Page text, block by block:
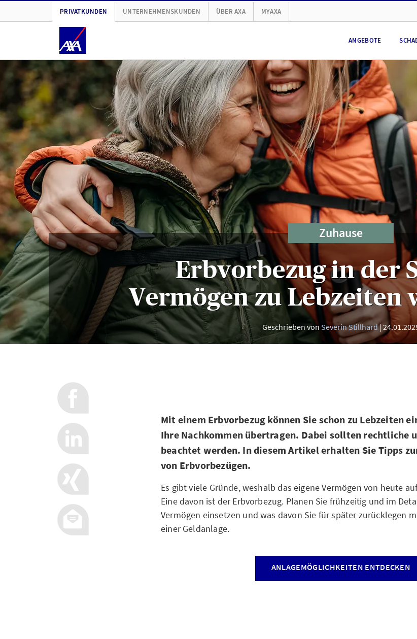
PRIVATKUNDEN UNTERNEHMENSKUNDEN ÜBER AXA MYAXA
ANGEBOTE
Zuhause
Erbvorbezug in der
Vermögen zu Lebzeiten
Geschrieben von Severin Stillhard
Mit einem Erbvorbezug können Sie schon zu Lebzeiten
Ihre Nachkommen übertragen. Dabei sollten rechtliche
beachtet werden. In diesem Artikel erhalten Sie Tipps
von Erbvorbezügen.
Es gibt viele Gründe, weshalb das eigene Vermögen von heute
Eine davon ist der Erbvorbezug. Planen Sie frühzeitig und im
Vermögen einsetzen und was davon Sie für später zurücklegen
einer Geldanlage.
ANLAGEMÖGLICHKEITEN ENTDECKEN